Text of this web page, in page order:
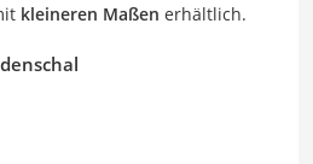
kleineren Maßen erhältlich.